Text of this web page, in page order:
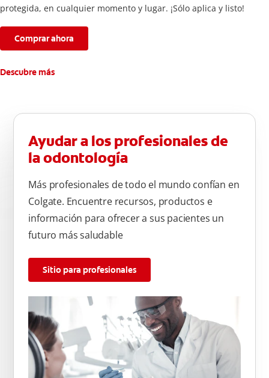
protegida, en cualquier momento y lugar. ¡Sólo aplica y listo!
Comprar ahora
Descubre más
Ayudar a los profesionales de
la odontología
Más profesionales de todo el mundo confían en
Colgate. Encuentre recursos, productos e
información para ofrecer a sus pacientes un
futuro más saludable
Sitio para profesionales